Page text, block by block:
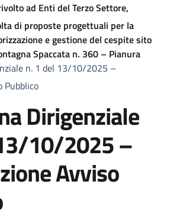
ad Enti del Terzo Settore,
di proposte progettuali per la
e gestione del cespite sito
Spaccata n. 360 – Pianura
n. 1 del 13/10/2025 –
Pubblico
Dirigenziale
10/2025 –
Avviso